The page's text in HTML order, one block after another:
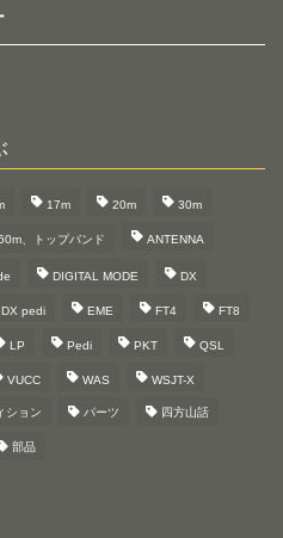
17m 20m 30m
、トップバンド ANTENNA
DIGITAL MODE DX
DX pedi EME FT4 FT8
LP Pedi PKT QSL
VUCC WAS WSJT-X
ション パーツ 四方山話
部品